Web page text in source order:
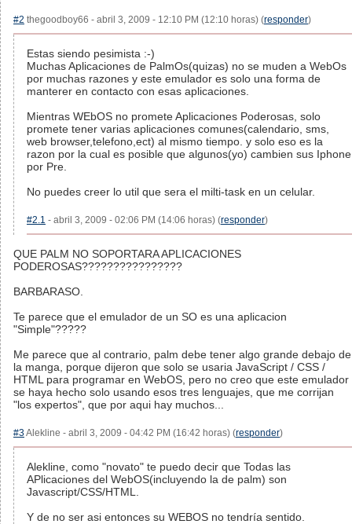
#2 thegoodboy66 - abril 3, 2009 - 12:10 PM (12:10 horas) (responder)
Estas siendo pesimista :-)
Muchas Aplicaciones de PalmOs(quizas) no se muden a WebOs
por muchas razones y este emulador es solo una forma de
manterer en contacto con esas aplicaciones.
Mientras WEbOS no promete Aplicaciones Poderosas, solo
promete tener varias aplicaciones comunes(calendario, sms,
web browser,telefono,ect) al mismo tiempo. y solo eso es la
razon por la cual es posible que algunos(yo) cambien sus Iphone
por Pre.
No puedes creer lo util que sera el milti-task en un celular.
#2.1 - abril 3, 2009 - 02:06 PM (14:06 horas) (responder)
QUE PALM NO SOPORTARA APLICACIONES
PODEROSAS????????????????
BARBARASO.
Te parece que el emulador de un SO es una aplicacion
"Simple"?????
Me parece que al contrario, palm debe tener algo grande debajo de
la manga, porque dijeron que solo se usaria JavaScript / CSS /
HTML para programar en WebOS, pero no creo que este emulador
se haya hecho solo usando esos tres lenguajes, que me corrijan
"los expertos", que por aqui hay muchos...
#3Alekline - abril 3, 2009 - 04:42 PM (16:42 horas) (responder)
Alekline, como "novato" te puedo decir que Todas las
APlicaciones del WebOS(incluyendo la de palm) son
Javascript/CSS/HTML.
Y de no ser asi entonces su WEBOS no tendría sentido.